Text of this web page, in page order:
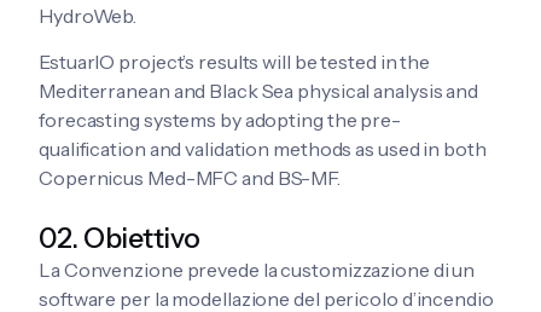
HydroWeb.
EstuarIO project’s results will be tested in the
Mediterranean and Black Sea physical analysis and
forecasting systems by adopting the pre-
qualification and validation methods as used in both
Copernicus Med-MFC and BS-MF.
02. Obiettivo
La Convenzione prevede la customizzazione di un
software per la modellazione del pericolo d’incendio